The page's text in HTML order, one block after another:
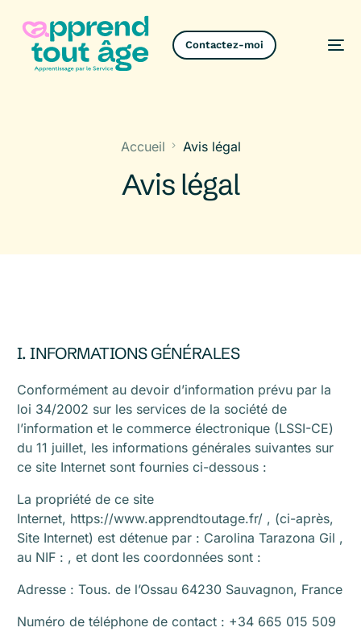
Contactez-moi
Accueil Avis légal
Avis légal
I. INFORMATIONS GÉNÉRALES
Conformément au devoir d’information prévu par la
loi 34/2002 sur les services de la société de
l’information et le commerce électronique (LSSI-CE)
du 11 juillet, les informations générales suivantes sur
ce site Internet sont fournies ci-dessous :
La propriété de ce site
Internet, https://www.apprendtoutage.fr/ , (ci-après,
Site Internet) est détenue par : Carolina Tarazona Gil ,
au NIF : , et dont les coordonnées sont :
Adresse : Tous. de l’Ossau 64230 Sauvagnon, France
Numéro de téléphone de contact : +34 665 015 509